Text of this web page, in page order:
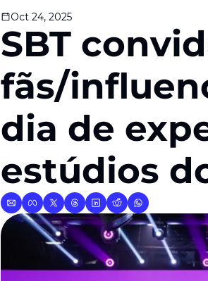
Oct 24, 2025
SBT
fãs/
dia de
estúdios